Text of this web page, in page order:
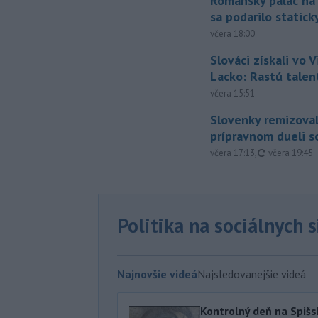
sa podarilo
včera 18:00
Slováci získali vo
Lacko: Rastú
včera 15:51
Slovenky
prípravnom dueli
včera 17:13, aktualizované
včera 19:45
Politika na sociálnych
Najnovšie videáNajsledovanejšie videá
Kontrolný deň na